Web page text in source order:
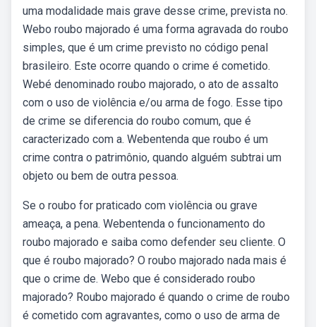
uma modalidade mais grave desse crime, prevista no.
Webo roubo majorado é uma forma agravada do roubo
simples, que é um crime previsto no código penal
brasileiro. Este ocorre quando o crime é cometido.
Webé denominado roubo majorado, o ato de assalto
com o uso de violência e/ou arma de fogo. Esse tipo
de crime se diferencia do roubo comum, que é
caracterizado com a. Webentenda que roubo é um
crime contra o patrimônio, quando alguém subtrai um
objeto ou bem de outra pessoa.
Se o roubo for praticado com violência ou grave
ameaça, a pena. Webentenda o funcionamento do
roubo majorado e saiba como defender seu cliente. O
que é roubo majorado? O roubo majorado nada mais é
que o crime de. Webo que é considerado roubo
majorado? Roubo majorado é quando o crime de roubo
é cometido com agravantes, como o uso de arma de